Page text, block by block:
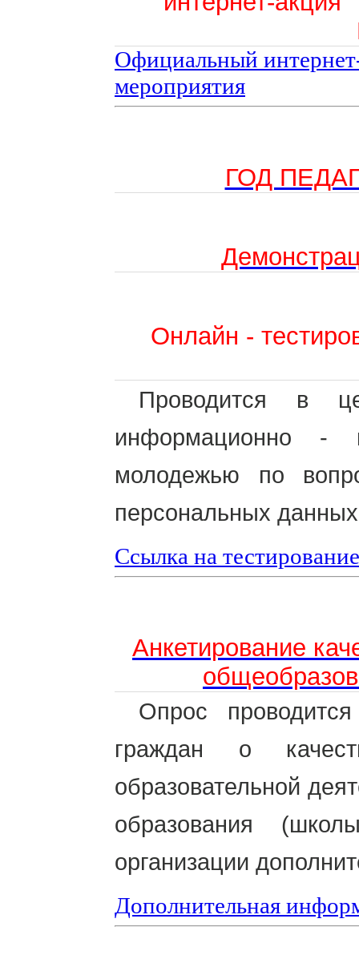
Официальный
мероприятия
ГОД
Онлайн -
Проводится в
информационно -
молодежью по
персональных
Ссылка на тестирование
Анкетирование
Опрос
граждан о
образовательной
образования
организации
Дополнительная